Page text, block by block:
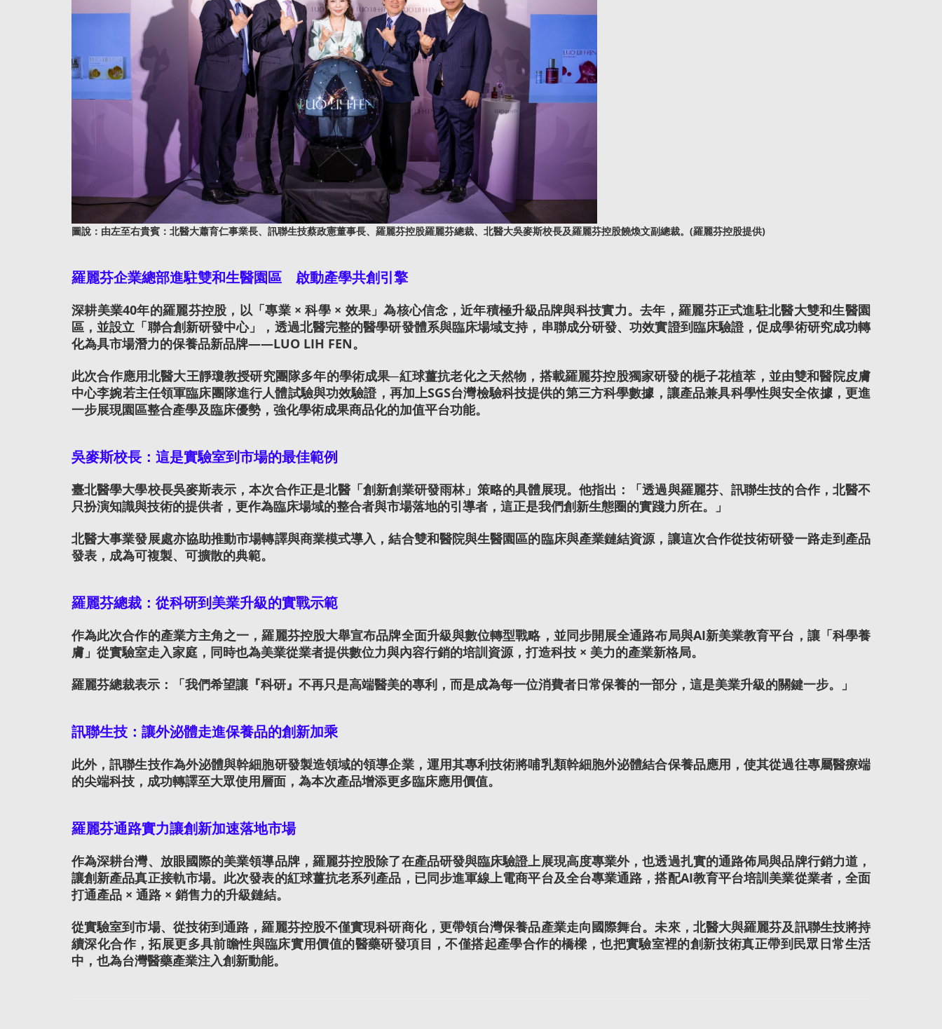
圖說：由左至右貴賓：北醫大蕭育仁事業長、訊聯生技蔡政憲董事長、羅麗芬控股羅麗芬總裁、北醫大吳麥斯校長及羅麗芬控股饒煥文副總裁。(羅麗芬控股提供)
羅麗芬企業總部進駐雙和生醫園區 啟動產學共創引擎
深耕美業40年的羅麗芬控股，以「專業 × 科學 × 效果」為核心信念，近年積極升級品牌與科技實力。去年，羅麗芬正式進駐北醫大雙和生醫園
區，並設立「聯合創新研發中心」，透過北醫完整的醫學研發體系與臨床場域支持，串聯成分研發、功效實證到臨床驗證，促成學術研究成功轉
化為具市場潛力的保養品新品牌——LUO LIH FEN。
此次合作應用北醫大王靜瓊教授研究團隊多年的學術成果─紅球薑抗老化之天然物，搭載羅麗芬控股獨家研發的梔子花植萃，並由雙和醫院皮膚
中心李婉若主任領軍臨床團隊進行人體試驗與功效驗證，再加上SGS台灣檢驗科技提供的第三方科學數據，讓產品兼具科學性與安全依據，更進
一步展現園區整合產學及臨床優勢，強化學術成果商品化的加值平台功能。
吳麥斯校長：這是實驗室到市場的最佳範例
臺北醫學大學校長吳麥斯表示，本次合作正是北醫「創新創業研發雨林」策略的具體展現。他指出：「透過與羅麗芬、訊聯生技的合作，北醫不
只扮演知識與技術的提供者，更作為臨床場域的整合者與市場落地的引導者，這正是我們創新生態圈的實踐力所在。」
北醫大事業發展處亦協助推動市場轉譯與商業模式導入，結合雙和醫院與生醫園區的臨床與產業鏈結資源，讓這次合作從技術研發一路走到產品
發表，成為可複製、可擴散的典範。
羅麗芬總裁：從科研到美業升級的實戰示範
作為此次合作的產業方主角之一，羅麗芬控股大舉宣布品牌全面升級與數位轉型戰略，並同步開展全通路布局與AI新美業教育平台，讓「科學養
膚」從實驗室走入家庭，同時也為美業從業者提供數位力與內容行銷的培訓資源，打造科技 × 美力的產業新格局。
羅麗芬總裁表示：「我們希望讓『科研』不再只是高端醫美的專利，而是成為每一位消費者日常保養的一部分，這是美業升級的關鍵一步。」
訊聯生技：讓外泌體走進保養品的創新加乘
此外，訊聯生技作為外泌體與幹細胞研發製造領域的領導企業，運用其專利技術將哺乳類幹細胞外泌體結合保養品應用，使其從過往專屬醫療端
的尖端科技，成功轉譯至大眾使用層面，為本次產品增添更多臨床應用價值。
羅麗芬通路實力讓創新加速落地市場
作為深耕台灣、放眼國際的美業領導品牌，羅麗芬控股除了在產品研發與臨床驗證上展現高度專業外，也透過扎實的通路佈局與品牌行銷力道，
讓創新產品真正接軌市場。此次發表的紅球薑抗老系列產品，已同步進軍線上電商平台及全台專業通路，搭配AI教育平台培訓美業從業者，全面
打通產品 × 通路 × 銷售力的升級鏈結。
從實驗室到市場、從技術到通路，羅麗芬控股不僅實現科研商化，更帶領台灣保養品產業走向國際舞台。未來，北醫大與羅麗芬及訊聯生技將持
續深化合作，拓展更多具前瞻性與臨床實用價值的醫藥研發項目，不僅搭起產學合作的橋樑，也把實驗室裡的創新技術真正帶到民眾日常生活
中，也為台灣醫藥產業注入創新動能。